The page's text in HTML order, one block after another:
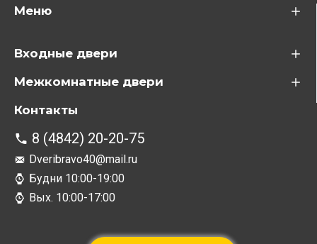
Меню
Входные двери
Межкомнатные двери
Контакты
8 (4842) 20-20-75
Dveribravo40@mail.ru
Будни 10:00-19:00
Вых. 10:00-17:00